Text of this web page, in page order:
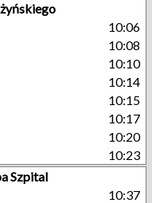
10:06
10:08
10:10
10:14
10:15
10:17
10:20
10:23
Szpital
10:37